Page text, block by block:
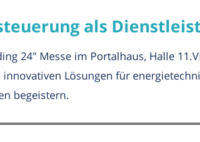
als
24" Messe im Portalhaus, Halle
Lösungen für
begeistern.